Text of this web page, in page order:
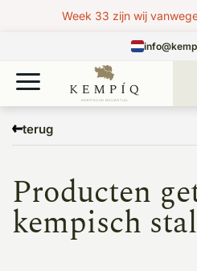
Week 33 zijn wij
terug
kempisch stalen raam
Producten
kempisch